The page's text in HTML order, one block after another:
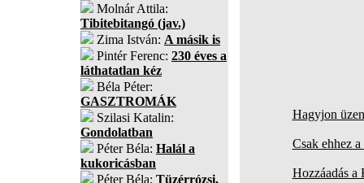
Molnár Attila:
Tibitebitangó (jav.)
Zima István: A másik is
Pintér Ferenc: 230 éves a
láthatatlan kéz
Béla Péter:
GASZTROMÁK
Szilasi Katalin:
Gondolatban
Péter Béla: Halál a
kukoricásban
Péter Béla: Tüzérrózsi,
Hagyjon
Csak ehhez
Hozzáadás